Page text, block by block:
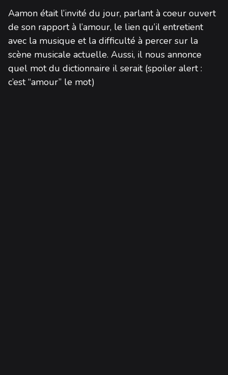
Aamon était l’invité du jour, parlant à coeur ouvert
de son rapport à l’amour, le lien qu’il entretient
avec la musique et la difficulté à percer sur la
scène musicale actuelle. Aussi, il nous annonce
quel mot du dictionnaire il serait (spoiler alert :
c’est “amour” le mot)